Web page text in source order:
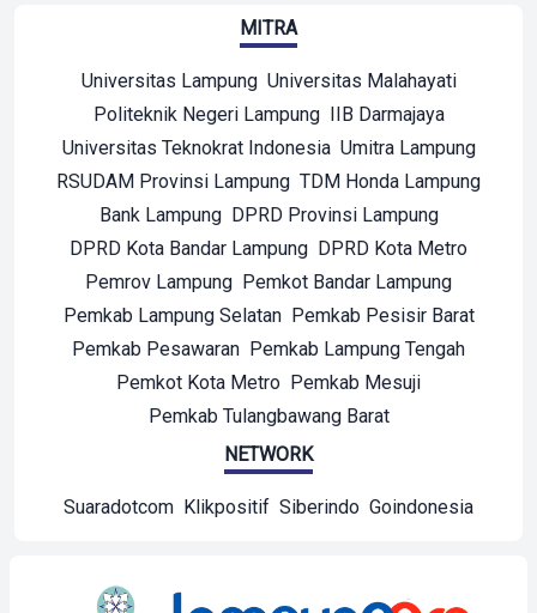
MITRA
Universitas Lampung Universitas Malahayati
Politeknik Negeri Lampung IIB Darmajaya
Universitas Teknokrat Indonesia Umitra Lampung
RSUDAM Provinsi Lampung TDM Honda Lampung
Bank Lampung DPRD Provinsi Lampung
DPRD Kota Bandar Lampung DPRD Kota Metro
Pemrov Lampung Pemkot Bandar Lampung
Pemkab Lampung Selatan Pemkab Pesisir Barat
Pemkab Pesawaran Pemkab Lampung Tengah
Pemkot Kota Metro Pemkab Mesuji
Pemkab Tulangbawang Barat
NETWORK
Suaradotcom Klikpositif Siberindo Goindonesia